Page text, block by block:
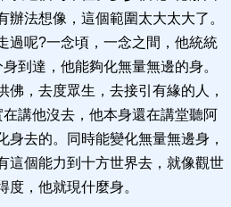
辦法想像，這個範圍太大太大了。
過呢?一念頃，一念之間，他統統
到達，他能夠化無量無邊的身。
佛，去度眾生，去接引有緣的人，
講他沒去，他本身還在講堂聽阿
身去的。同時能變化無量無邊身，
這個能力到十方世界去，就像觀世
度，他就現什麼身。